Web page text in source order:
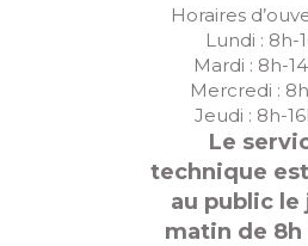
Horaires
Lundi : 8h-
Mardi : 8h-
Mercredi :
Jeudi : 8h-
Le
technique
au public le
matin de 8h